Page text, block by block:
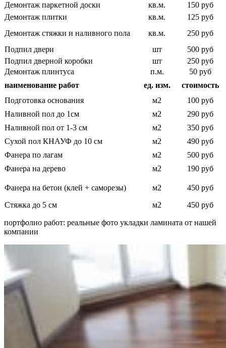
Демонтаж паркетной доски
кв.м.
150 руб
Демонтаж плитки
кв.м.
125 руб
Демонтаж стяжки и наливного пола
кв.м.
250 руб
Подпил двери
шт
500 руб
Подпил дверной коробки
шт
250 руб
Демонтаж плинтуса
п.м.
50 руб
наименование работ
ед. изм.
стоимость
Подготовка основания
м2
100 руб
Наливной пол до 1см
м2
290 руб
Наливной пол от 1-3 см
м2
350 руб
Сухой пол КНАУФ до 10 см
м2
490 руб
Фанера по лагам
м2
500 руб
Фанера на дерево
м2 190 руб
Фанера на бетон (клей + саморезы) м2
450 руб
Стяжка до 5 см
м2 450 руб
портфолио работ: реальные фото укладки ламината от нашей
компании